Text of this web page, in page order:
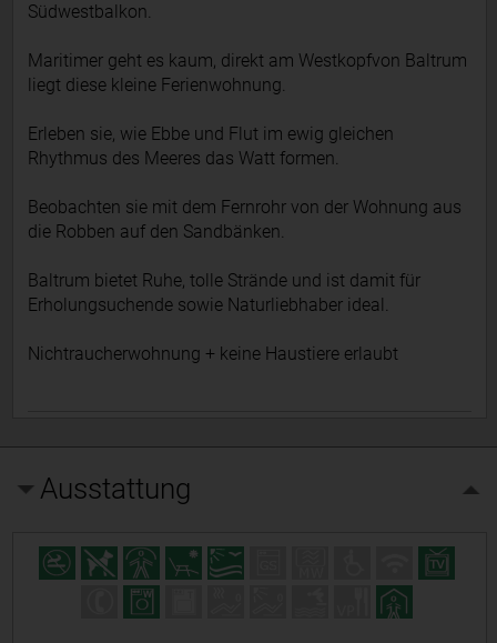
Südwestbalkon.
Maritimer geht es kaum, direkt am Westkopfvon Baltrum
liegt diese kleine Ferienwohnung.
Erleben sie, wie Ebbe und Flut im ewig gleichen
Rhythmus des Meeres das Watt formen.
Beobachten sie mit dem Fernrohr von der Wohnung aus
die Robben auf den Sandbänken.
Baltrum bietet Ruhe, tolle Strände und ist damit für
Erholungsuchende sowie Naturliebhaber ideal.
Nichtraucherwohnung + keine Haustiere erlaubt
Ausstattung